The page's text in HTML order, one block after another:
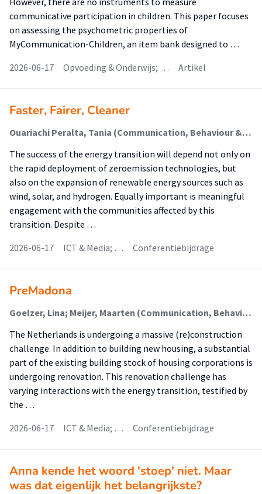
communicative participation in children. This paper focuses
on assessing the psychometric properties of
MyCommunication-Children, an item bank designed to …
2026-06-17
Opvoeding & Onderwijs; … Artikel
Faster, Fairer, Cleaner
Ouariachi Peralta, Tania (Communication, Behaviour & Sustainable Society)
The success of the energy transition will depend not only on
the rapid deployment of zeroemission technologies, but
also on the expansion of renewable energy sources such as
wind, solar, and hydrogen. Equally important is meaningful
engagement with the communities affected by this
transition. Despite …
2026-06-17
ICT & Media; … Conferentiebijdrage
PreMadona
Goelzer, Lina; Meijer, Maarten (Communication, Behaviour & Sustainable Society)
The Netherlands is undergoing a massive (re)construction
challenge. In addition to building new housing, a substantial
part of the existing building stock of housing corporations is
undergoing renovation. This renovation challenge has
varying interactions with the energy transition, testified by
the …
2026-06-17
ICT & Media; … Conferentiebijdrage
Anna kende het woord 'stoep' niet. Maar
was dat eigenlijk het belangrijkste?